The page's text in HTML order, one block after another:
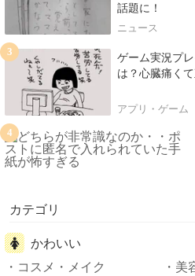
話題に！
ニュース
ゲーム実況プ
は？心臓痛く
アプリ・ゲーム
3
4
カテゴリ
かわいい
コスメ・メイク
美